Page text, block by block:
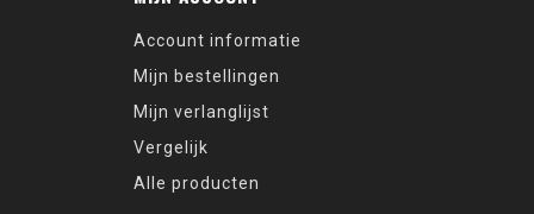
Account informatie
Mijn bestellingen
Mijn verlanglijst
Vergelijk
Alle producten